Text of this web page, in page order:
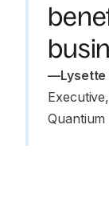
—Lysette
Quantium